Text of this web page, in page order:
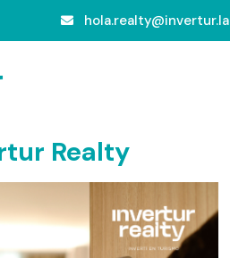
hola.realty@invertur.la
Realty